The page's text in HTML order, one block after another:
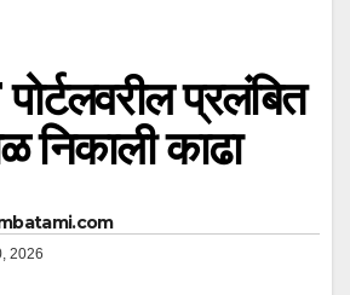
प्रलंबित
निकाली काढा
2026